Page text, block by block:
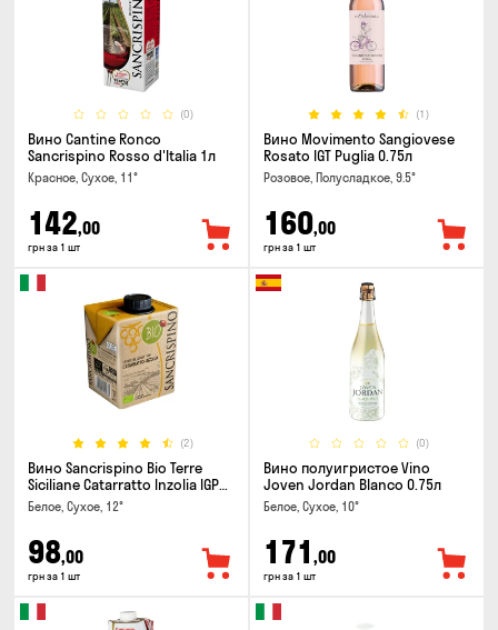
(0)
Вино Cantine Ronco
Sancrispino Rosso d'Italia 1л
Красное, Сухое, 11°
142,00
грн за 1 шт
(1)
Вино Movimento Sangiovese
Rosato IGT Puglia 0.75л
Розовое, Полусладкое, 9.5°
160,00
грн за 1 шт
(2)
Вино Sancrispino Bio Terre
Siciliane Catarratto Inzolia IGP
0.5л
Белое, Сухое, 12°
98,00
грн за 1 шт
(0)
Вино полуигристое Vino
Joven Jordan Blanco 0.75л
Белое, Сухое, 10°
171 ,00
грн за 1 шт